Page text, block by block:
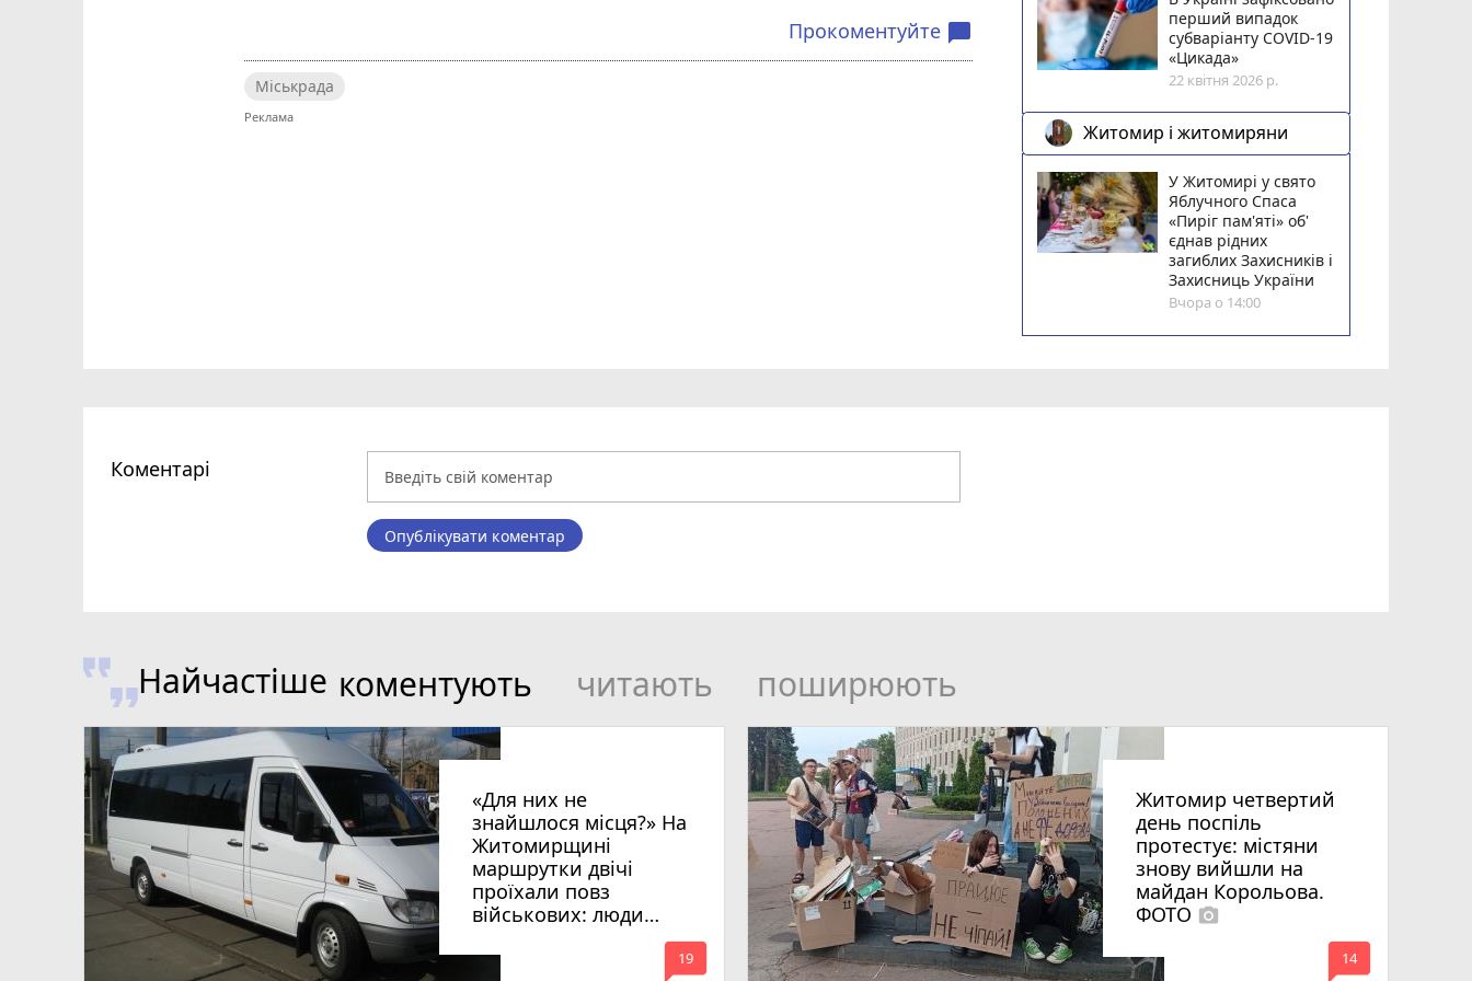
Прокоментуйте chat_bubble
Міськрада
перший випадок
субваріанту COVID-19
«Цикада»
22 квітня 2026 р.
Житомир і житомиряни
У Житомирі у свято
Яблучного Спаса
«Пиріг пам'яті» об'
єднав рідних
загиблих Захисників і
Захисниць України
Вчора о 14:00
Коментарі
Опублікувати коментар
Найчастіше коментують читають поширюють
«Для них не
знайшлося місця?» На
Житомирщині
маршрутки двічі
проїхали повз
військових: люди
вимагають покарати
винних
mode_comment
19
Житомир четвертий
день поспіль
протестує: містяни
знову вийшли на
майдан Корольова.
ФОТО photo_camera
mode_comment
14